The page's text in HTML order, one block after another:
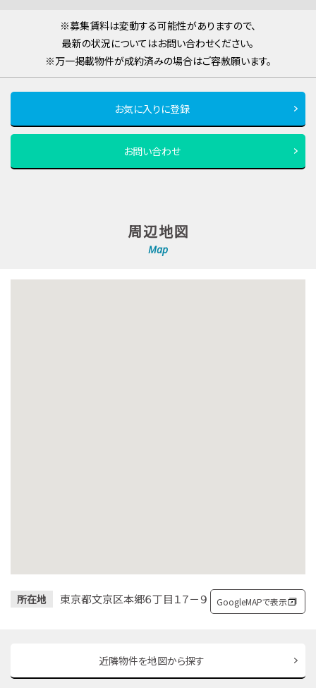
※募集賃料は変動する可能性がありますので、
最新の状況についてはお問い合わせください。
※万一掲載物件が成約済みの場合はご容赦願います。
お気に入りに登録
お問い合わせ
周辺地図
Map
所在地 東京都文京区本郷６丁目１７－９ GoogleMAPで表示
近隣物件を地図から探す